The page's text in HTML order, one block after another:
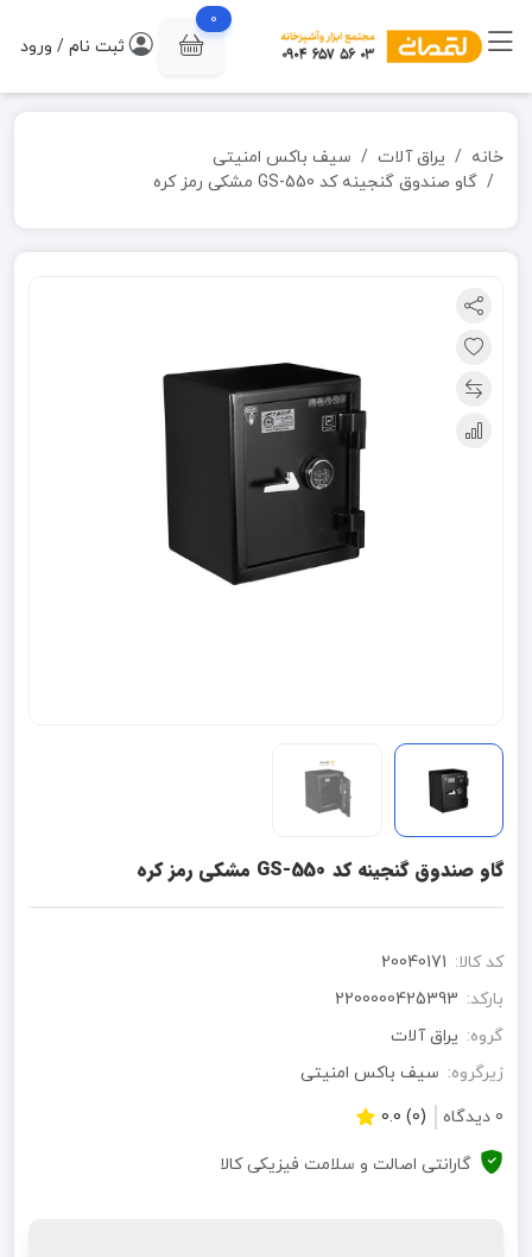
0
ثبت نام / ورود
خانه یراق آلات
سیف باکس امنیتی
گاو صندوق گنجینه کد GS-550 مشکی رمز کره
گاو صندوق گنجینه کد GS-550 مشکی رمز کره
کد کالا: 20040171
بارکد: 2200000425393
گروه: یراق آلات
زیرگروه: سیف باکس امنیتی
0 دیدگاه
(0) 0.0
گارانتی اصالت و سلامت فیزیکی کالا